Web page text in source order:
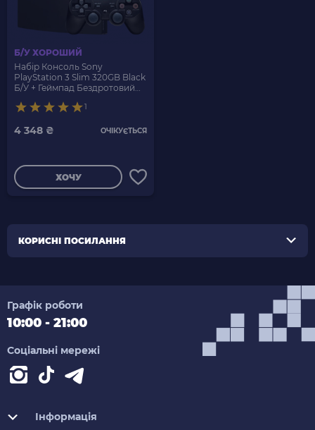
Б/У ХОРОШИЙ
Набір Консоль Sony
PlayStation 3 Slim 320GB Black
Б/У + Геймпад Бездротовий
1
4 348 ₴ ОЧІКУЄТЬСЯ
ХОЧУ
КОРИСНІ ПОСИЛАННЯ
Графік роботи
10:00 - 21:00
Соціальні мережі
Інформація